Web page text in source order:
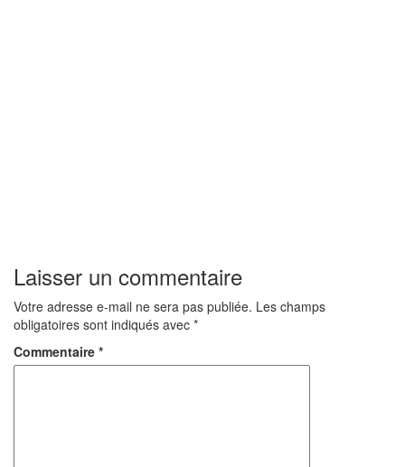
Laisser un commentaire
Votre adresse e-mail ne sera pas publiée. Les champs
obligatoires sont indiqués avec *
Commentaire *